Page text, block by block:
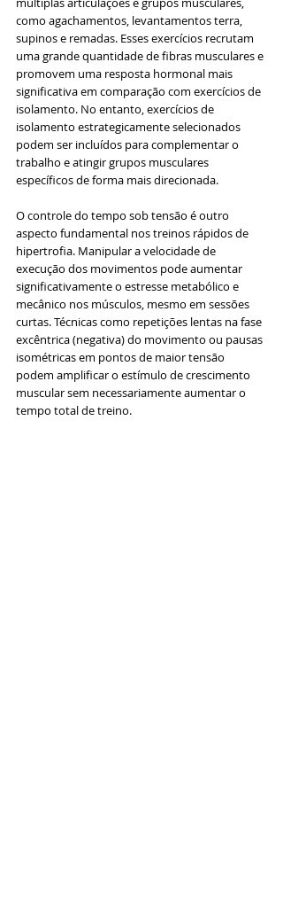
como agachamentos, levantamentos terra,
supinos e remadas. Esses exercícios recrutam
uma grande quantidade de fibras musculares e
promovem uma resposta hormonal mais
significativa em comparação com exercícios de
isolamento. No entanto, exercícios de
isolamento estrategicamente selecionados
podem ser incluídos para complementar o
trabalho e atingir grupos musculares
específicos de forma mais direcionada.
O controle do tempo sob tensão é outro
aspecto fundamental nos treinos rápidos de
hipertrofia. Manipular a velocidade de
execução dos movimentos pode aumentar
significativamente o estresse metabólico e
mecânico nos músculos, mesmo em sessões
curtas. Técnicas como repetições lentas na fase
excêntrica (negativa) do movimento ou pausas
isométricas em pontos de maior tensão
podem amplificar o estímulo de crescimento
muscular sem necessariamente aumentar o
tempo total de treino.